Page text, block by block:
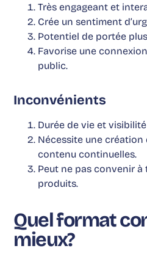
Très engageant et
Crée un sentiment
Potentiel de portée
Favorise une
public.
Inconvénients
Durée de vie et
Nécessite une création
contenu continuelles.
Peut ne pas convenir à
produits.
Quel format
mieux?